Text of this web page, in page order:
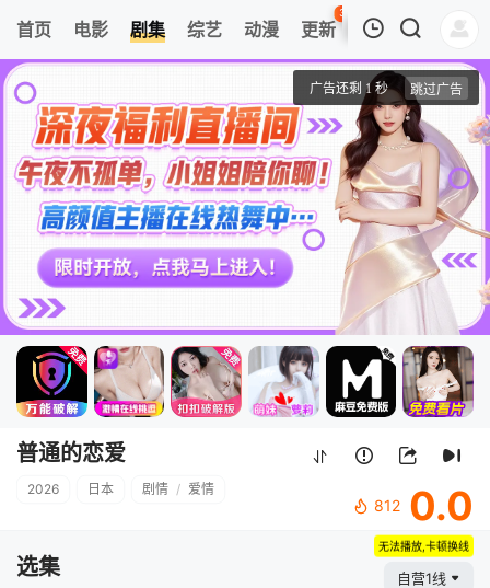
首页 电影 剧集 综艺 动漫 更新
37
热榜 APP
1
普通的恋爱
清空
普通的恋爱
2026 日本 剧情 / 爱情
812 0.0
选集
无法播放,卡顿换线
自营1线